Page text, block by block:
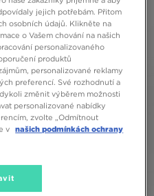
jejich potřebám. Přitom
osobních údajů. Klikněte na
o Vašem chování na našich
personalizovaného
produktů
personalizované reklamy
preferencí. Své rozhodnutí a
změnit výběrem možnosti
personalizované nabídky
zvolte „Odmítnout
v našich podmínkách ochrany